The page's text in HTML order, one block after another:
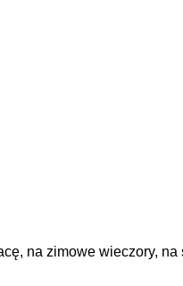
na zimowe wieczory, na